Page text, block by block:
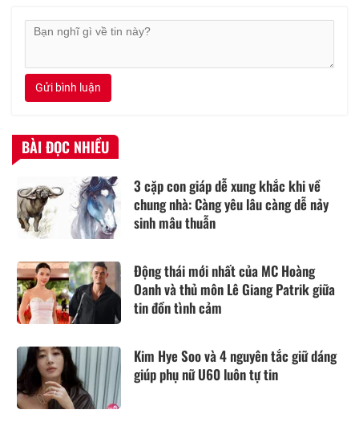
Gửi bình luận
BÀI ĐỌC NHIỀU
3 cặp con giáp dễ xung khắc khi về
chung nhà: Càng yêu lâu càng dễ nảy
sinh mâu thuẫn
Động thái mới nhất của MC Hoàng
Oanh và thủ môn Lê Giang Patrik giữa
tin đồn tình cảm
Kim Hye Soo và 4 nguyên tắc giữ dáng
giúp phụ nữ U60 luôn tự tin